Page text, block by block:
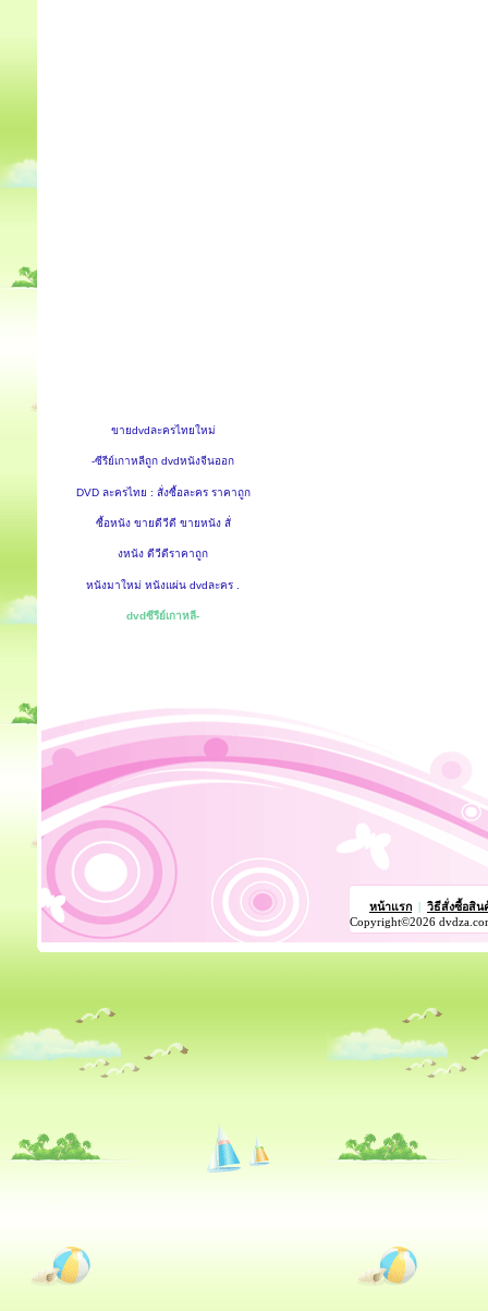
ขายdvdละครไทยใหม่
-ซีรีย์เกาหลีถูก dvdหนังจีนออก
DVD ละครไทย : สั่งซื้อละคร ราคาถูก
ซื้อหนัง ขายดีวีดี ขายหนัง สั่
งหนัง ดีวีดีราคาถูก
หนังมาใหม่ หนังแผ่น dvdละคร .
dvdซีรีย์เกาหลี-
หน้าแรก
วิธีสั่งซื้อสิน
Copyright©2026